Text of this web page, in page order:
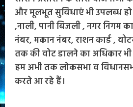
और मूलभूत सुविधाएं भी उपलब्ध हो
,नाली, पानी बिजली , नगर निगम
नंबर, मकान नंबर, राशन कार्ड ,
तक की वोट डालने का अधिकार
हम अभी तक लोकसभा व
करते आ रहे हैं।